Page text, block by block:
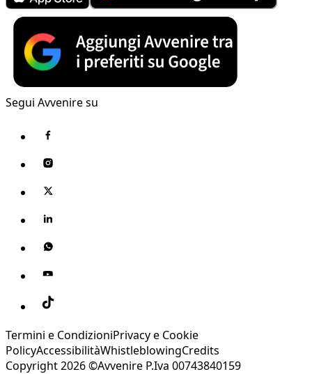
Segui Avvenire su
Termini e CondizioniPrivacy e Cookie
PolicyAccessibilitàWhistleblowingCredits
Copyright 2026 ©Avvenire P.Iva 00743840159